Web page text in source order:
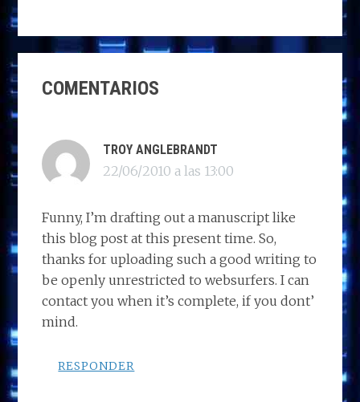
to
d
o
ce
b
o
k
k
e
at
s
p
e
g
m
p
INTERACCIONES
CON
LOS
LECTORES
COMENTARIOS
TROY ANGLEBRANDT
22/06/2010 a las 13:00
Funny, I’m drafting out a manuscript like
this blog post at this present time. So,
thanks for uploading such a good writing to
be openly unrestricted to websurfers. I can
contact you when it’s complete, if you dont’
mind.
RESPONDER